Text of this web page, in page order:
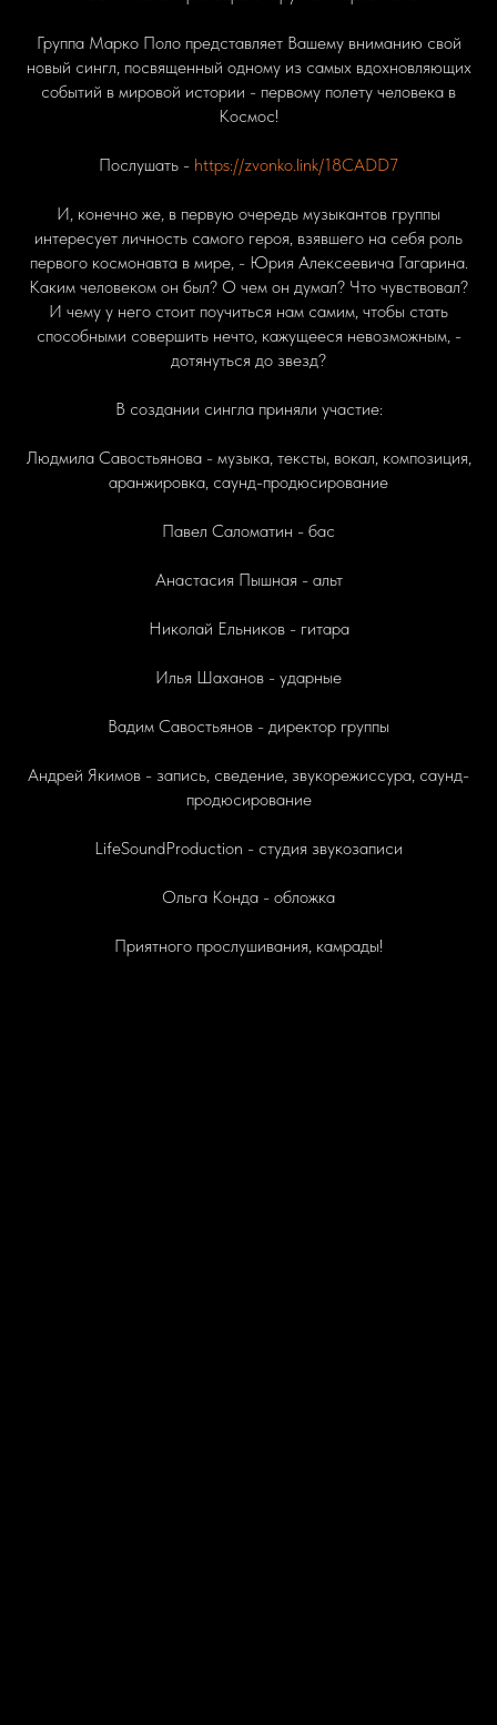
Группа Марко Поло представляет Вашему вниманию свой
новый сингл, посвященный одному из самых вдохновляющих
событий в мировой истории - первому полету человека в
Космос!
Послушать - https://zvonko.link/18CADD7
И, конечно же, в первую очередь музыкантов группы
интересует личность самого героя, взявшего на себя роль
первого космонавта в мире, - Юрия Алексеевича Гагарина.
Каким человеком он был? О чем он думал? Что чувствовал?
И чему у него стоит поучиться нам самим, чтобы стать
способными совершить нечто, кажущееся невозможным, -
дотянуться до звезд?
В создании сингла приняли участие:
Людмила Савостьянова - музыка, тексты, вокал, композиция,
аранжировка, саунд-продюсирование
Павел Саломатин - бас
Анастасия Пышная - альт
Николай Ельников - гитара
Илья Шаханов - ударные
Вадим Савостьянов - директор группы
Андрей Якимов - запись, сведение, звукорежиссура, саунд-
продюсирование
LifeSoundProduction - студия звукозаписи
Ольга Конда - обложка
Приятного прослушивания, камрады!